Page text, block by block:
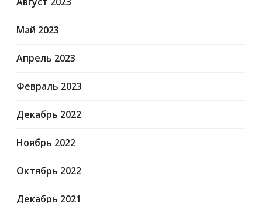
Май 2023
Апрель 2023
Февраль 2023
Декабрь 2022
Ноябрь 2022
Октябрь 2022
Декабрь 2021